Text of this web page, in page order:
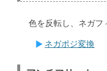
色を反転し、ネガフ
ネガポジ変換